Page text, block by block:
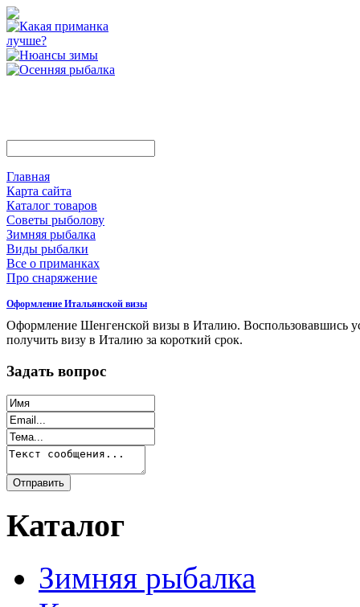
Главная
Карта сайта
Каталог товаров
Советы рыболову
Зимняя рыбалка
Виды рыбалки
Все о приманках
Про снаряжение
Оформление Итальянской визы
Оформление Шенгенской визы в Италию. Воспользовавшись
получить визу в Италию за короткий срок.
Задать вопрос
Каталог
Зимняя рыбалка